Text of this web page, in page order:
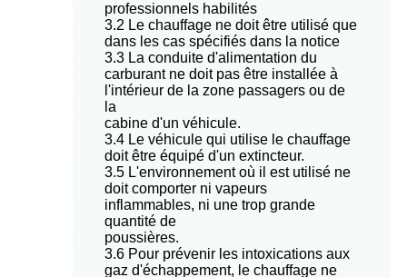
professionnels habilités
3.2 Le chauffage ne doit être utilisé que
dans les cas spécifiés dans la notice
3.3 La conduite d'alimentation du
carburant ne doit pas être installée à
l'intérieur de la zone passagers ou de
la
cabine d'un véhicule.
3.4 Le véhicule qui utilise le chauffage
doit être équipé d'un extincteur.
3.5 L'environnement où il est utilisé ne
doit comporter ni vapeurs
inflammables, ni une trop grande
quantité de
poussières.
3.6 Pour prévenir les intoxications aux
gaz d'échappement, le chauffage ne